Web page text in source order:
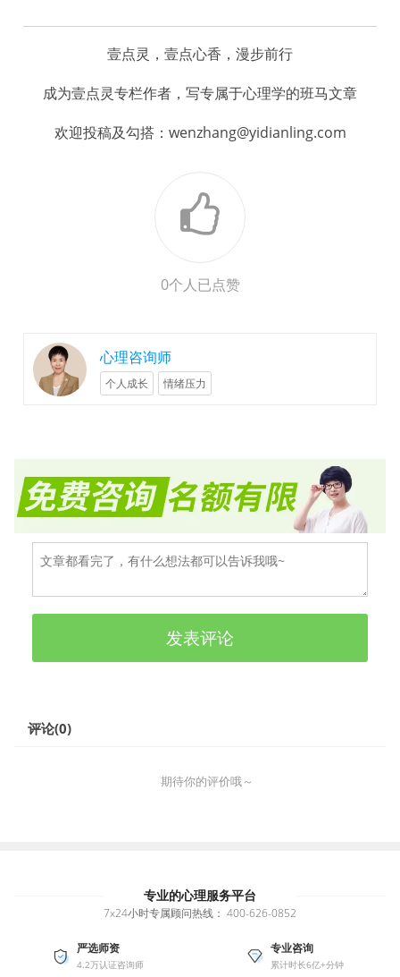
壹点灵，壹点心香，漫步前行
成为壹点灵专栏作者，写专属于心理学的班马文章
欢迎投稿及勾搭：wenzhang@yidianling.com
0个人已点赞
心理咨询师
个人成长 情绪压力
发表评论
评论(0)
期待你的评价哦～
专业的心理服务平台
7x24小时专属顾问热线： 400-626-0852
严选师资
4.2万认证咨询师
专业咨询
累计时长6亿+分钟